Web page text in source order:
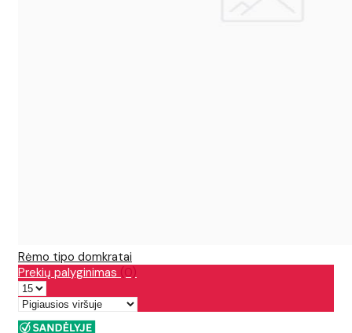
Rėmo tipo domkratai
Prekių palyginimas (0)